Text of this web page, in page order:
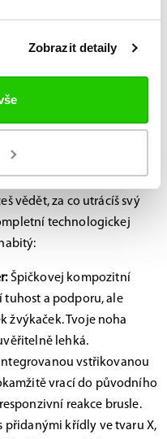
Zobrazit detaily
tě drží nad
vědět, za co utrácíš svý
technologickej
Špičkovej kompozitní
tuhost a podporu, ale
žvýkaček. Tvoje noha
lehká.
vstřikovanou
vrací do původního
reakce brusle.
přidanými křídly ve tvaru X,